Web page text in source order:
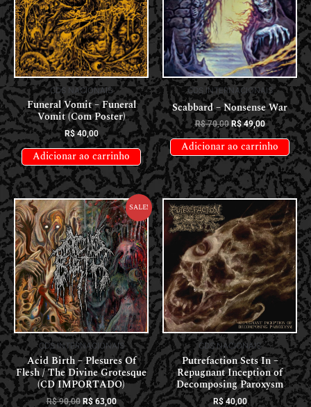
CDS NACIONAIS
Funeral Vomit – Funeral
Vomit (Com Poster)
R$40,00
Adicionar ao carrinho
CDS INTERNACIONAIS
Scabbard – Nonsense War
R$70,00 R$49,00
Adicionar ao carrinho
Sale!
CDS INTERNACIONAIS
Acid Birth – Plesures Of
Flesh / The Divine Grotesque
(CD IMPORTADO)
R$90,00 R$63,00
CDS NACIONAIS
Putrefaction Sets In –
Repugnant Inception of
Decomposing Paroxysm
R$40,00